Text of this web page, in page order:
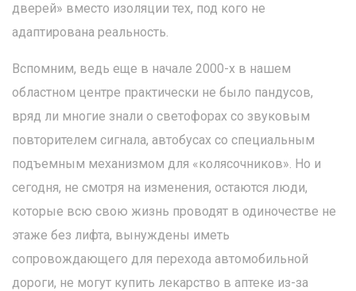
дверей» вместо изоляции тех, под кого не
адаптирована реальность.
Вспомним, ведь еще в начале 2000-х в нашем
областном центре практически не было пандусов,
вряд ли многие знали о светофорах со звуковым
повторителем сигнала, автобусах со специальным
подъемным механизмом для «колясочников». Но и
сегодня, не смотря на изменения, остаются люди,
которые всю свою жизнь проводят в одиночестве не
этаже без лифта, вынуждены иметь
сопровождающего для перехода автомобильной
дороги, не могут купить лекарство в аптеке из-за